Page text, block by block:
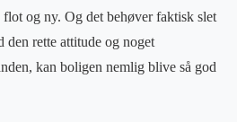
og ny. Og det behøver faktisk slet
rette attitude og noget
kan boligen nemlig blive så god